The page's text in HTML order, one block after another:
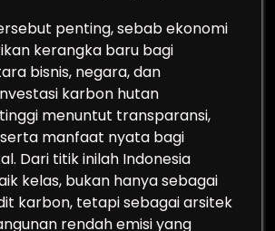
penting, sebab ekonomi
kerangka baru bagi
bisnis, negara, dan
karbon hutan
menuntut transparansi,
manfaat nyata bagi
Dari titik inilah Indonesia
kelas, bukan hanya sebagai
karbon, tetapi sebagai arsitek
rendah emisi yang